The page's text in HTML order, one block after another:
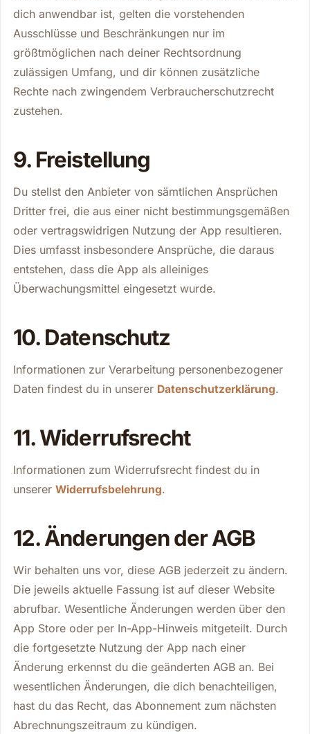
dich anwendbar ist, gelten die vorstehenden
Ausschlüsse und Beschränkungen nur im
größtmöglichen nach deiner Rechtsordnung
zulässigen Umfang, und dir können zusätzliche
Rechte nach zwingendem Verbraucherschutzrecht
zustehen.
9. Freistellung
Du stellst den Anbieter von sämtlichen Ansprüchen
Dritter frei, die aus einer nicht bestimmungsgemäßen
oder vertragswidrigen Nutzung der App resultieren.
Dies umfasst insbesondere Ansprüche, die daraus
entstehen, dass die App als alleiniges
Überwachungsmittel eingesetzt wurde.
10. Datenschutz
Informationen zur Verarbeitung personenbezogener
Daten findest du in unserer Datenschutzerklärung.
11. Widerrufsrecht
Informationen zum Widerrufsrecht findest du in
unserer Widerrufsbelehrung.
12. Änderungen der AGB
Wir behalten uns vor, diese AGB jederzeit zu ändern.
Die jeweils aktuelle Fassung ist auf dieser Website
abrufbar. Wesentliche Änderungen werden über den
App Store oder per In-App-Hinweis mitgeteilt. Durch
die fortgesetzte Nutzung der App nach einer
Änderung erkennst du die geänderten AGB an. Bei
wesentlichen Änderungen, die dich benachteiligen,
hast du das Recht, das Abonnement zum nächsten
Abrechnungszeitraum zu kündigen.